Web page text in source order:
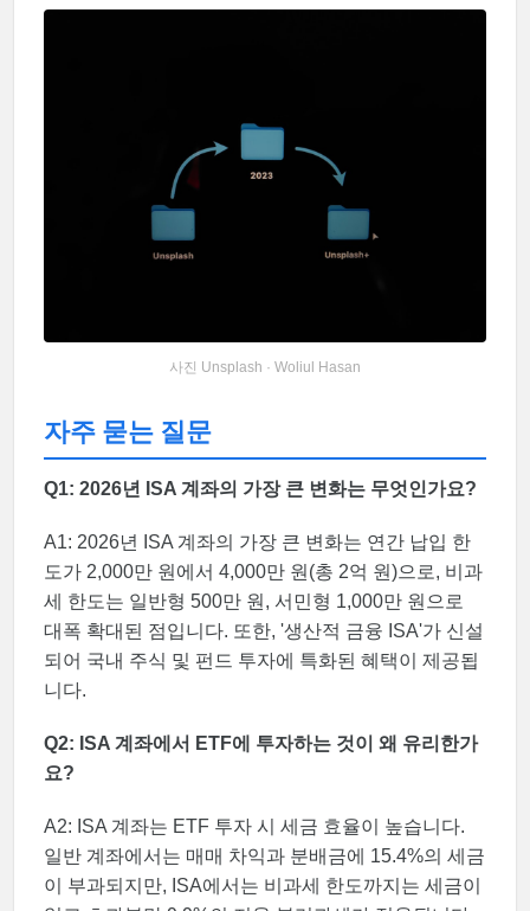
사진 Unsplash · Woliul Hasan
자주 묻는 질문
Q1: 2026년 ISA 계좌의 가장 큰 변화는 무엇인가요?
A1: 2026년 ISA 계좌의 가장 큰 변화는 연간 납입 한
도가 2,000만 원에서 4,000만 원(총 2억 원)으로, 비과
세 한도는 일반형 500만 원, 서민형 1,000만 원으로
대폭 확대된 점입니다. 또한, '생산적 금융 ISA'가 신설
되어 국내 주식 및 펀드 투자에 특화된 혜택이 제공됩
니다.
Q2: ISA 계좌에서 ETF에 투자하는 것이 왜 유리한가
요?
A2: ISA 계좌는 ETF 투자 시 세금 효율이 높습니다.
일반 계좌에서는 매매 차익과 분배금에 15.4%의 세금
이 부과되지만, ISA에서는 비과세 한도까지는 세금이